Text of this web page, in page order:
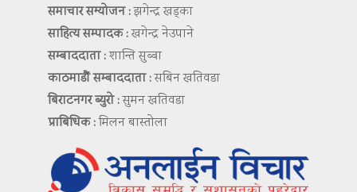
समाचार सम्योजन :झगेन्द्र खड्का
साहित्य सम्पादक :खगेन्द्र नेउपाने
सम्बाददाता :शान्ति सुब्बा
काठमाडौं सम्बाददाता :सबिन खतिवडा
बिराटनगर ब्युरो :सुमन खतिवडा
प्राबिधिक :मिलन बास्तोला